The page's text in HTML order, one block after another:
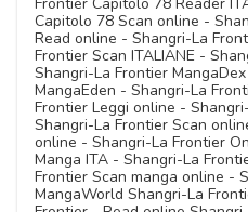
Capitolo 78 Scan online -
Read online - Shangri-La
Frontier Scan ITALIANE -
Shangri-La Frontier
MangaEden - Shangri-La
Frontier Leggi online -
Shangri-La Frontier Scan
online - Shangri-La Frontier
Manga ITA - Shangri-La
Frontier Scan manga online -
MangaWorld Shangri-La